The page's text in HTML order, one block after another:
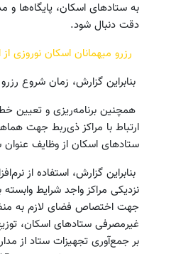
دقت دنبال شود.
رزرو میهمانان اسکان نوروزی
بنابراین گزارش، زمان شروع
همچنین برنامه‌ریزی و تعیین
ارتباط با مراکز ذی‌ربط جهت
ستادهای اسکان از وظایف
بنابراین گزارش، استفاده از
نزدیکی مراکز واجد شرایط
جهت اختصاص فضای لازم به
غیرمصرفی ستادهای اسکان،
بر جمع‌آوری تجهیزات ستاد از